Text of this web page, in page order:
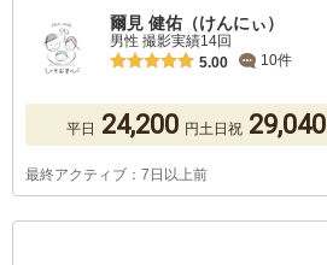
爾見 健佑（けんにぃ）
男性 撮影実績14回
5.00
10件
平日 24,200 円土日祝 29,040
最終アクティブ：7日以上前